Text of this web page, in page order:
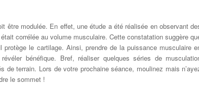
être modulée. En effet, une étude a été réalisée en observant
corrélée au volume musculaire. Cette constatation suggère
le cartilage. Ainsi, prendre de la puissance musculaire
bénéfique. Bref, réaliser quelques séries de
terrain. Lors de votre prochaine séance, moulinez mais
le sommet !